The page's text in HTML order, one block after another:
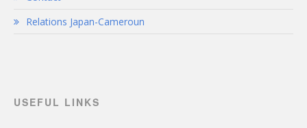
Relations Japan-Cameroun
USEFUL LINKS